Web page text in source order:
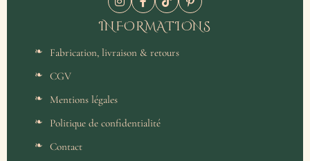
INFORMATIONS
Fabrication, livraison & retours
CGV
Mentions légales
Politique de confidentialité
Contact